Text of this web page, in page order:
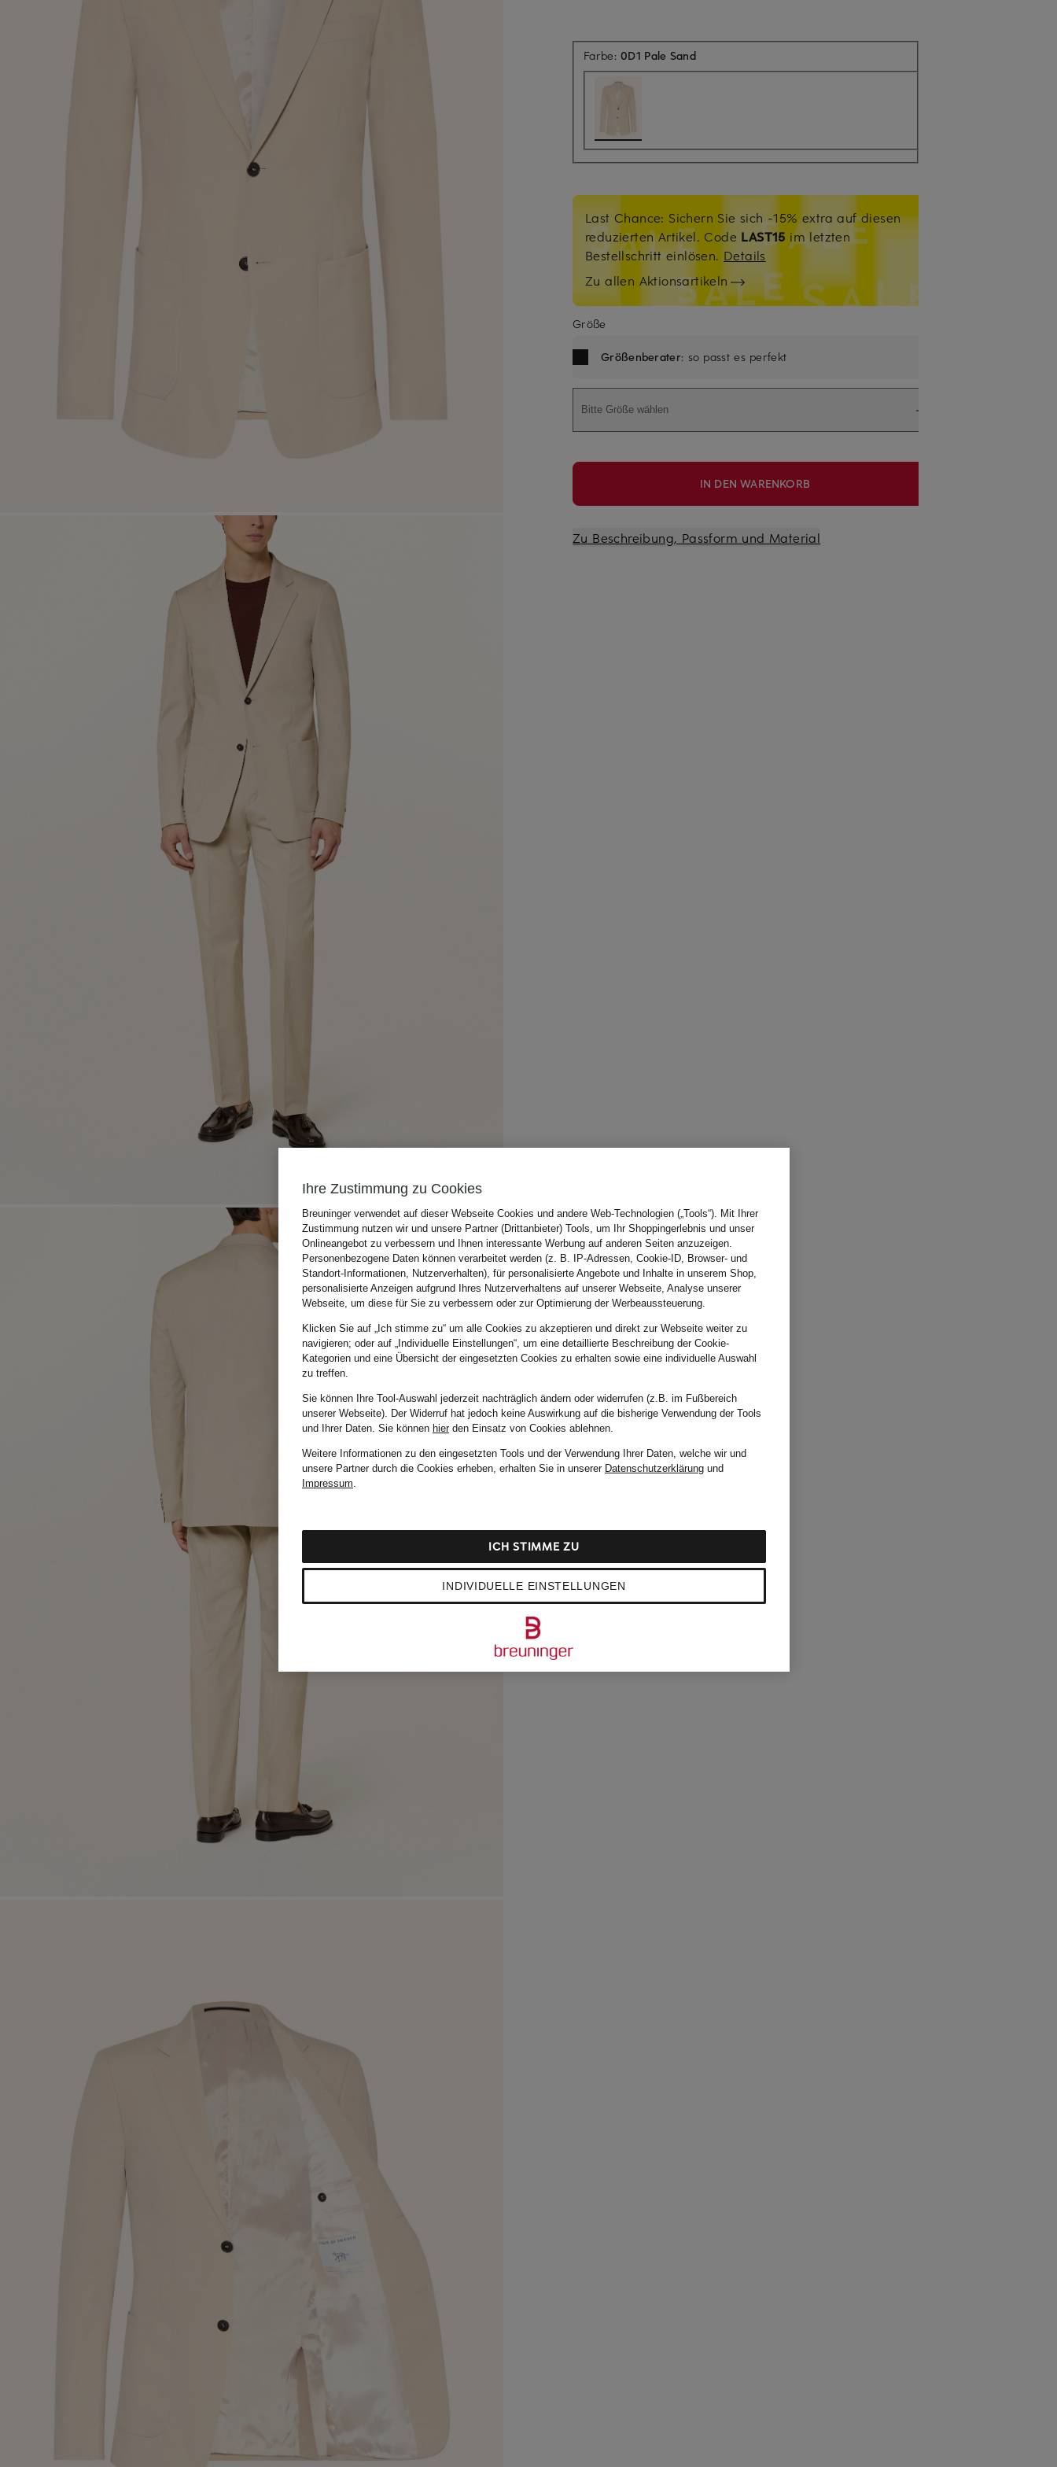
Farbe:0D1 Pale Sand
Last Chance: Sichern Sie sich -15% extra auf diesen
reduzierten Artikel. Code LAST15 im letzten
Bestellschritt einlösen. Details
Zu allen Aktionsartikeln
Größe
Größenberater: so passt es perfekt
Bitte Größe wählen
IN DEN WARENKORB
Zu Beschreibung, Passform und Material
Ihre Zustimmung zu Cookies
Breuninger verwendet auf dieser Webseite Cookies und andere Web-Technologien („Tools“). Mit Ihrer
Zustimmung nutzen wir und unsere Partner (Drittanbieter) Tools, um Ihr Shoppingerlebnis und unser
Onlineangebot zu verbessern und Ihnen interessante Werbung auf anderen Seiten anzuzeigen.
Personenbezogene Daten können verarbeitet werden (z. B. IP-Adressen, Cookie-ID, Browser- und
Standort-Informationen, Nutzerverhalten), für personalisierte Angebote und Inhalte in unserem Shop,
personalisierte Anzeigen aufgrund Ihres Nutzerverhaltens auf unserer Webseite, Analyse unserer
Webseite, um diese für Sie zu verbessern oder zur Optimierung der Werbeaussteuerung.
Klicken Sie auf „Ich stimme zu“ um alle Cookies zu akzeptieren und direkt zur Webseite weiter zu
navigieren; oder auf „Individuelle Einstellungen“, um eine detaillierte Beschreibung der Cookie-
Kategorien und eine Übersicht der eingesetzten Cookies zu erhalten sowie eine individuelle Auswahl
zu treffen.
Sie können Ihre Tool-Auswahl jederzeit nachträglich ändern oder widerrufen (z.B. im Fußbereich
unserer Webseite). Der Widerruf hat jedoch keine Auswirkung auf die bisherige Verwendung der Tools
und Ihrer Daten. Sie können hierden Einsatz von Cookies ablehnen.
Weitere Informationen zu den eingesetzten Tools und der Verwendung Ihrer Daten, welche wir und
unsere Partner durch die Cookies erheben, erhalten Sie in unserer Datenschutzerklärung und
Impressum.
INDIVIDUELLE EINSTELLUNGEN
ICH STIMME ZU